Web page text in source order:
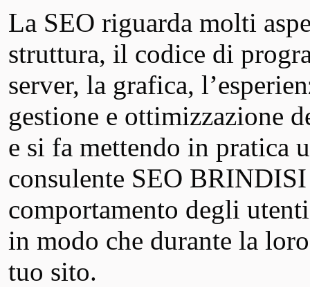
La SEO riguarda molti
struttura, il codice di
server, la grafica,
gestione e ottimizzazione
e si fa mettendo in pratica
consulente SEO
comportamento degli
in modo che durante la
tuo sito.